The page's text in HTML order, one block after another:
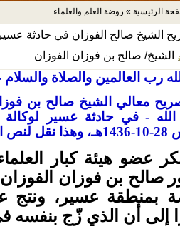
الرئيسية » روضة العلم والعلماء
الشيخ صالح الفوزان في حادثة عسير
الشيخ/ صالح بن فوزان الفوزان
رب العالمين والصلاة
معالي الشيخ صالح بن
- في حادثة عسير لوكالة
عضو هيئة كبار
صالح بن فوزان
بمنطقة عسير، ونتج
إلى أن الذي زّج بنفسه